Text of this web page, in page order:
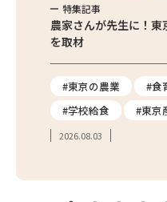
特集記事
農家さんが先生に！東
を取材
#東京の農業 #食
#学校給食
#東京
2026.08.03